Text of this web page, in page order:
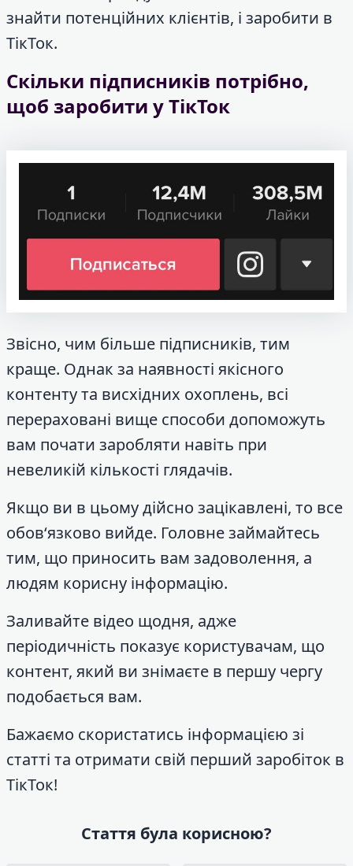
знайти потенційних клієнтів, і заробити в
ТікТок.
Скільки підписників потрібно,
щоб заробити у ТікТок
Звісно, чим більше підписників, тим
краще. Однак за наявності якісного
контенту та висхідних охоплень, всі
перераховані вище способи допоможуть
вам почати заробляти навіть при
невеликій кількості глядачів.
Якщо ви в цьому дійсно зацікавлені, то все
обов‘язково вийде. Головне займайтесь
тим, що приносить вам задоволення, а
людям корисну інформацію.
Заливайте відео щодня, адже
періодичність показує користувачам, що
контент, який ви знімаєте в першу чергу
подобається вам.
Бажаємо скористатись інформацією зі
статті та отримати свій перший заробіток в
ТікТок!
Стаття була корисною?